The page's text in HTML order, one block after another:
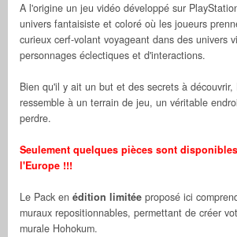
A l'origine un jeu vidéo développé sur
univers fantaisiste et coloré où les joueurs
curieux cerf-volant voyageant dans des univers
personnages éclectiques et d'interactions.
Bien qu'il y ait un but et des secrets à découvrir,
ressemble à un terrain de jeu, un véritable
perdre.
Seulement quelques pièces sont
l'Europe !!!
Le Pack en édition limitée proposé ici
muraux repositionnables, permettant de créer
murale Hohokum.